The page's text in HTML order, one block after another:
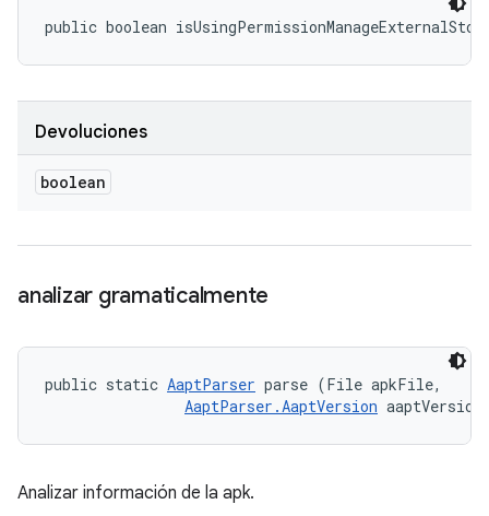
public boolean
Devoluciones
boolean
analizar gramaticalmente
public static AaptParser parse (File apkFile,
AaptParser.AaptVersion
Analizar información de la apk.